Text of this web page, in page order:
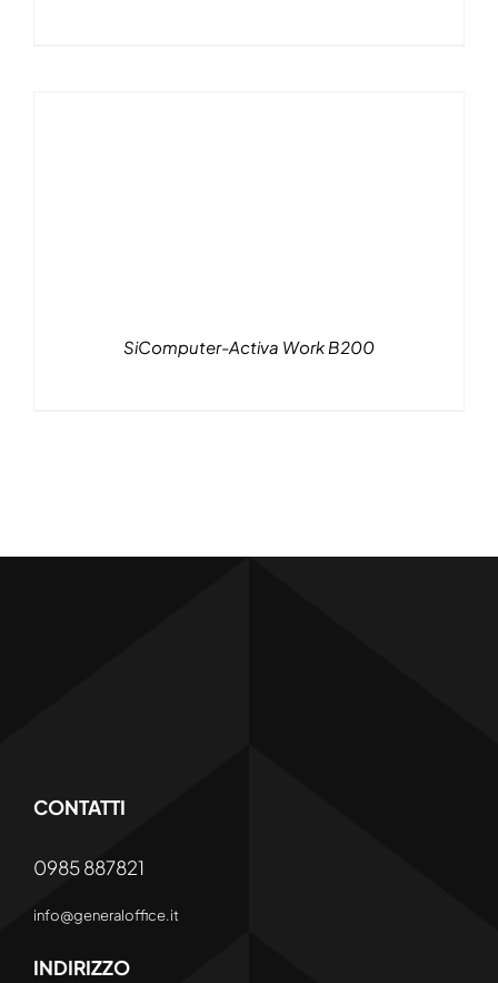
SiComputer-Activa Work B200
CONTATTI
0985 887821
info@generaloffice.it
INDIRIZZO